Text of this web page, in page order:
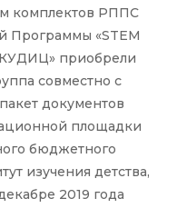
комплектов РППС
Программы «STEM
приобрели
совместно с
документов
площадки
бюджетного
изучения детства,
2019 года